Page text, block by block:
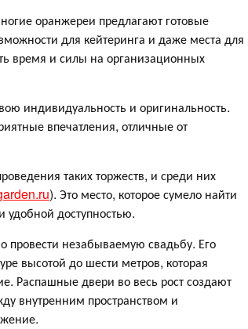
оранжереи предлагают готовые
для кейтеринга и даже места для
время и силы на организационных
индивидуальность и оригинальность.
впечатления, отличные от
таких торжеств, и среди них
). Это место, которое сумело найти
доступностью.
провести незабываемую свадьбу. Его
высотой до шести метров, которая
Распашные двери во весь рост создают
внутренним пространством и